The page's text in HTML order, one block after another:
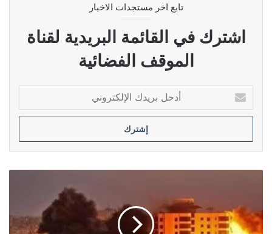
تابع اخر مستجدات الاخبار
اشترك في القائمة البريدية لقناة
الموقف الفضائية
بريدك
الإلكتروني
ستستأنف
عملياتها